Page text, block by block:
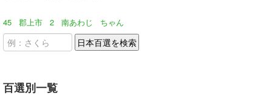
45 郡上市 2 南あわじ ちゃん
百選別一覧